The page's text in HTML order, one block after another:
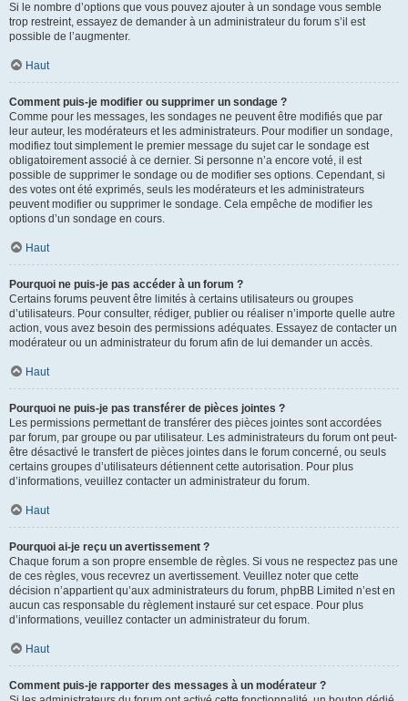
Si le nombre d’options que vous pouvez ajouter à un sondage vous semble
trop restreint, essayez de demander à un administrateur du forum s’il est
possible de l’augmenter.
Haut
Comment puis-je modifier ou supprimer un sondage ?
Comme pour les messages, les sondages ne peuvent être modifiés que par
leur auteur, les modérateurs et les administrateurs. Pour modifier un sondage,
modifiez tout simplement le premier message du sujet car le sondage est
obligatoirement associé à ce dernier. Si personne n’a encore voté, il est
possible de supprimer le sondage ou de modifier ses options. Cependant, si
des votes ont été exprimés, seuls les modérateurs et les administrateurs
peuvent modifier ou supprimer le sondage. Cela empêche de modifier les
options d’un sondage en cours.
Haut
Pourquoi ne puis-je pas accéder à un forum ?
Certains forums peuvent être limités à certains utilisateurs ou groupes
d’utilisateurs. Pour consulter, rédiger, publier ou réaliser n’importe quelle autre
action, vous avez besoin des permissions adéquates. Essayez de contacter un
modérateur ou un administrateur du forum afin de lui demander un accès.
Haut
Pourquoi ne puis-je pas transférer de pièces jointes ?
Les permissions permettant de transférer des pièces jointes sont accordées
par forum, par groupe ou par utilisateur. Les administrateurs du forum ont peut-
être désactivé le transfert de pièces jointes dans le forum concerné, ou seuls
certains groupes d’utilisateurs détiennent cette autorisation. Pour plus
d’informations, veuillez contacter un administrateur du forum.
Haut
Pourquoi ai-je reçu un avertissement ?
Chaque forum a son propre ensemble de règles. Si vous ne respectez pas une
de ces règles, vous recevrez un avertissement. Veuillez noter que cette
décision n’appartient qu’aux administrateurs du forum, phpBB Limited n’est en
aucun cas responsable du règlement instauré sur cet espace. Pour plus
d’informations, veuillez contacter un administrateur du forum.
Haut
Comment puis-je rapporter des messages à un modérateur ?